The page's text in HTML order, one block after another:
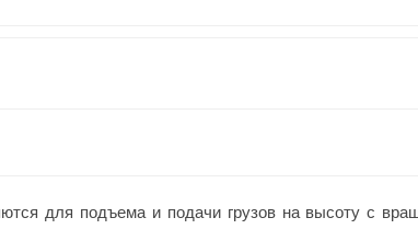
для подъема и подачи грузов на высоту с